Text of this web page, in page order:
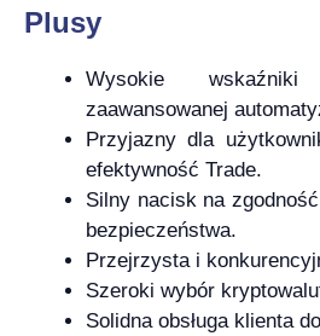
Plusy
Wysokie
zaawansowanej
Przyjazny dla
efektywność Trade.
Silny nacisk na
bezpieczeństwa.
Przejrzysta i
Szeroki wybór
Solidna obsługa klienta